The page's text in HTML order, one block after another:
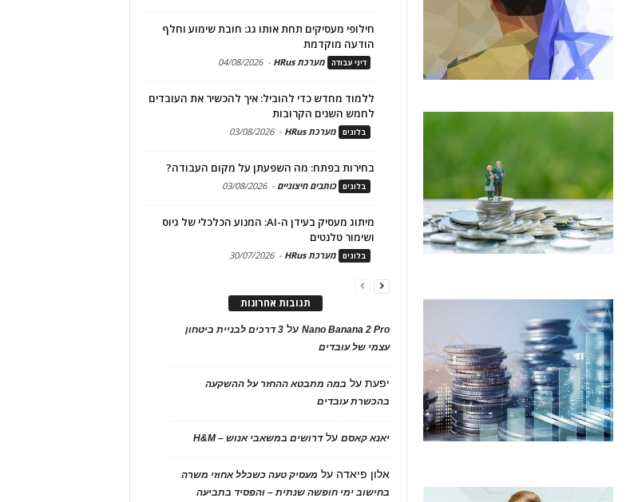
חילופי מעסיקים תחת אותו גג: חובת שימוע וחלף
הודעה מוקדמת
דיני עבודה מערכת HRus -
04/08/2026
ללמוד מחדש כדי להוביל: איך להכשיר את העובדים
לחמש השנים הקרובות
בלוגים מערכת HRus -
03/08/2026
בחירות בפתח: מה השפעתן על מקום העבודה?
בלוגים כותבים חיצוניים -
03/08/2026
מיתוג מעסיק בעידן ה-AI: המנוע הכלכלי של גיוס
ושימור טלנטים
בלוגים מערכת HRus -
30/07/2026
תגובות אחרונות
Nano Banana 2 Proעל
3 דרכים לבניית ביטחון
עצמי של עובדים
יפעתעל במה מתבטא ההחזר על ההשקעה
בהכשרת עובדים
יאנא קאסםעלדרושים במשאבי אנוש – H&M
אלון פיאדה על מעסיק טעה כשכלל אחוזי משרה
בחישוב ימי חופשה שנתית – והפסיד בתביעה